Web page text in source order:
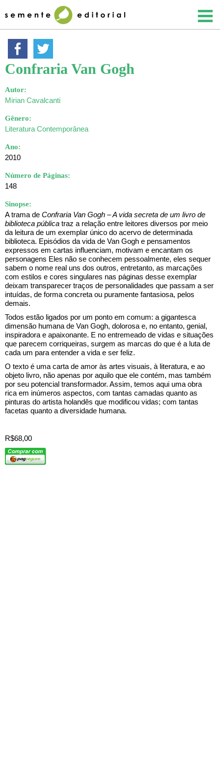
Confraria Van Gogh
Autor:
Mirian Cavalcanti
Gênero:
Literatura Contemporânea
Ano:
2010
Número de Páginas:
148
Sinopse:
A trama de Confraria Van Gogh – A vida secreta de um livro de
biblioteca pública traz a relação entre leitores diversos por meio
da leitura de um exemplar único do acervo de determinada
biblioteca. Episódios da vida de Van Gogh e pensamentos
expressos em cartas influenciam, motivam e encantam os
personagens Eles não se conhecem pessoalmente, eles sequer
sabem o nome real uns dos outros, entretanto, as marcações
com estilos e cores singulares nas páginas desse exemplar
deixam transparecer traços de personalidades que passam a ser
intuídas, de forma concreta ou puramente fantasiosa, pelos
demais.
Todos estão ligados por um ponto em comum: a gigantesca
dimensão humana de Van Gogh, dolorosa e, no entanto, genial,
inspiradora e apaixonante. E no entremeado de vidas e situações
que parecem corriqueiras, surgem as marcas do que é a luta de
cada um para entender a vida e ser feliz.
O texto é uma carta de amor às artes visuais, à literatura, e ao
objeto livro, não apenas por aquilo que ele contém, mas também
por seu potencial transformador. Assim, temos aqui uma obra
rica em inúmeros aspectos, com tantas camadas quanto as
pinturas do artista holandês que modificou vidas; com tantas
facetas quanto a diversidade humana.
R$68,00